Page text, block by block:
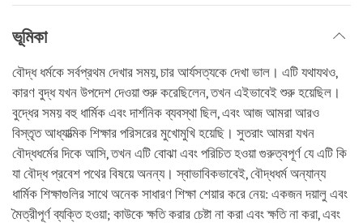
ভূমিকা
বৌদ্ধ ধর্মকে সর্বপ্রথম দেখার সময়, চার আর্যসত্যকে দেখা ভাল। এটি যথাযথও,
কারণ বুদ্ধ যখন উপদেশ দেওয়া শুরু করেছিলেন, তখন এইভাবেই শুরু হয়েছিল।
বুদ্ধের সময় বহু ধার্মিক এবং দার্শনিক ব্যবস্থা ছিল, এবং আজ আমরা আরও
বিস্তৃত আধ্যাত্মিক শিক্ষার পরিসরের মুখোমুখি হয়েছি। সুতরাং আমরা যখন
বৌদ্ধধর্মের দিকে আসি, তখন এটি বোঝা এবং পরিচিত হওয়া গুরুত্বপূর্ণ যে এটি কি
যা বৌদ্ধ প্রবেশ পথের বিষয়ে অনন্য। স্বাভাবিকভাবেই, বৌদ্ধধর্ম অন্যান্য
ধার্মিক শিক্ষাগুলির সাথে অনেক সাধারণ শিক্ষা শেয়ার করে নেয়: একজন দয়ালু এবং
মৈত্রীপূর্ণ ব্যক্তি হওয়া; কাউকে ক্ষতি করার চেষ্টা না করা এবং ক্ষতি না করা, এবং